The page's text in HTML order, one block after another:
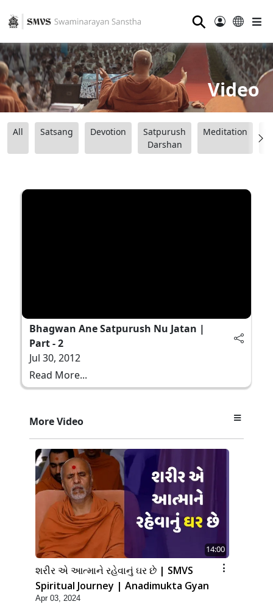
⚲
Video
All Satsang Devotion
Satpurush
Darshan
Meditation
Bhagwan Ane Satpurush Nu Jatan |
Part - 2
Jul 30, 2012
Read More...
More Video
14:00
શરીર એ આત્માને રહેવાનું ઘર છે | SMVS
Spiritual Journey | Anadimukta Gyan
Apr 03, 2024